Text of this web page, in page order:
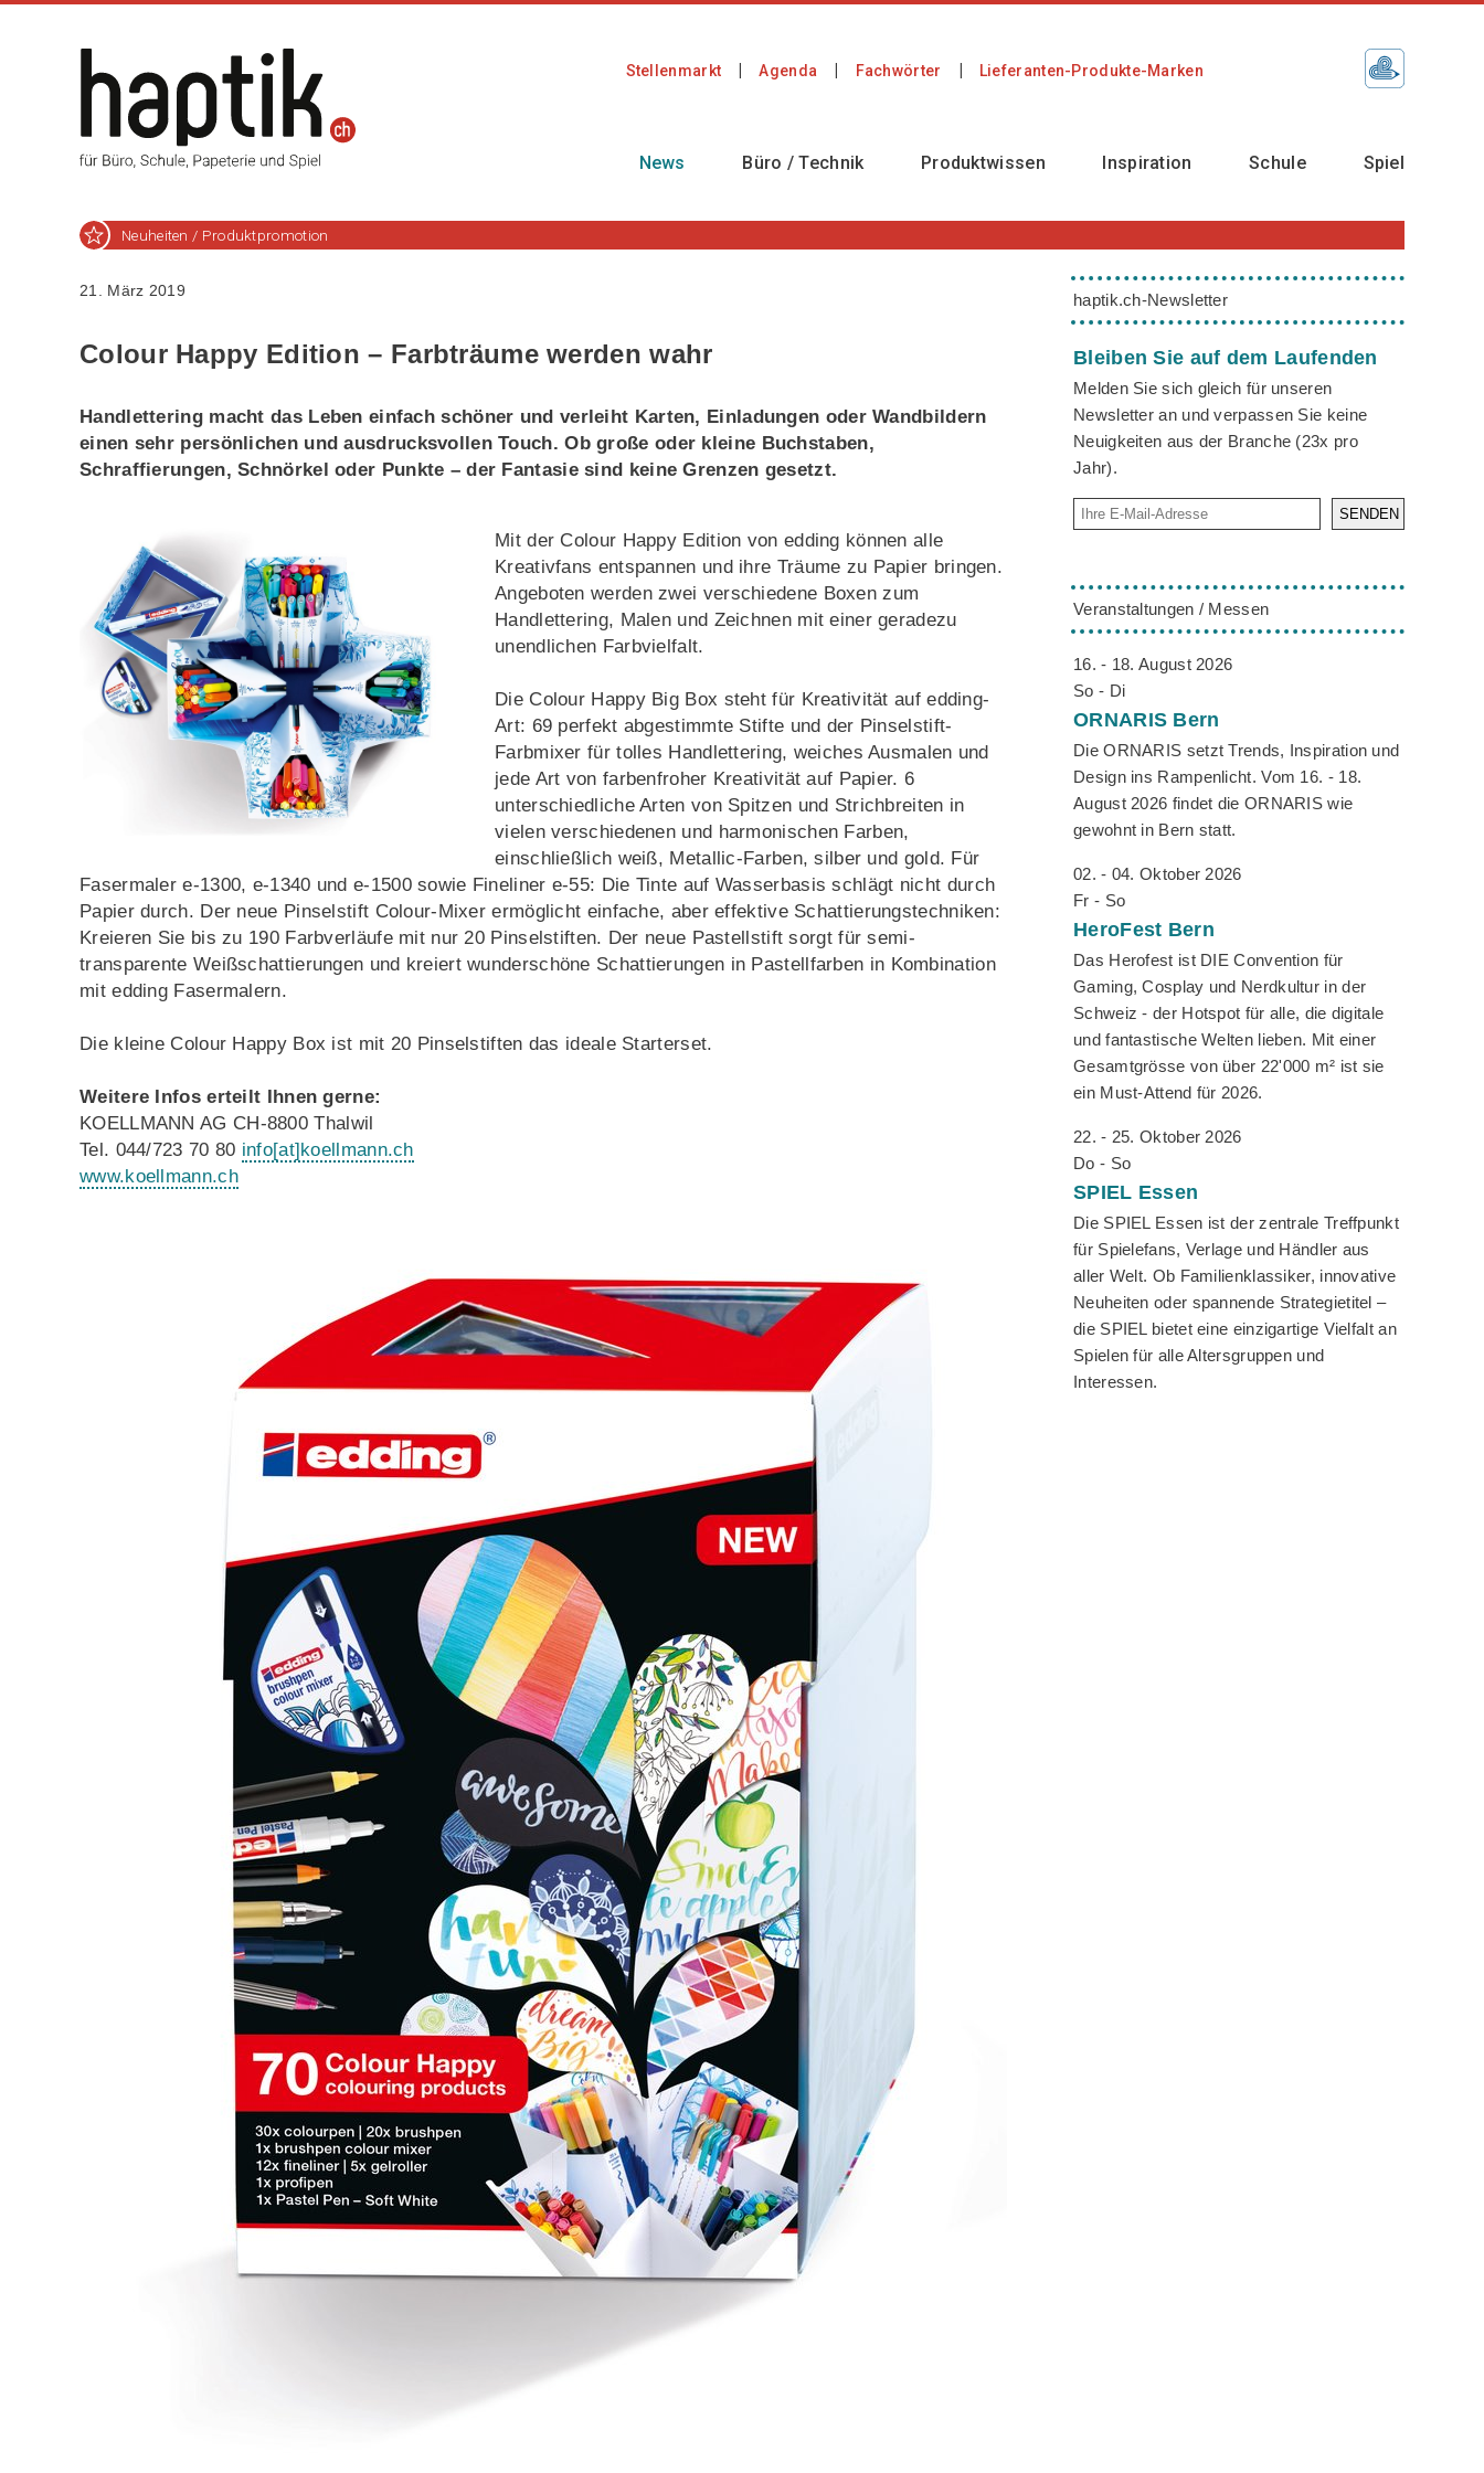
Stellenmarkt Agenda Fachwörter Lieferanten-Produkte-Marken
News Büro / Technik Produktwissen Inspiration Schule Spiel
Neuheiten / Produktpromotion
21. März 2019
Colour Happy Edition – Farbträume werden wahr
Handlettering macht das Leben einfach schöner und verleiht Karten, Einladungen oder Wandbildern
einen sehr persönlichen und ausdrucksvollen Touch. Ob große oder kleine Buchstaben,
Schraffierungen, Schnörkel oder Punkte – der Fantasie sind keine Grenzen gesetzt.
Mit der Colour Happy Edition von edding können alle
Kreativfans entspannen und ihre Träume zu Papier bringen.
Angeboten werden zwei verschiedene Boxen zum
Handlettering, Malen und Zeichnen mit einer geradezu
unendlichen Farbvielfalt.
Die Colour Happy Big Box steht für Kreativität auf edding-
Art: 69 perfekt abgestimmte Stifte und der Pinselstift-
Farbmixer für tolles Handlettering, weiches Ausmalen und
jede Art von farbenfroher Kreativität auf Papier. 6
unterschiedliche Arten von Spitzen und Strichbreiten in
vielen verschiedenen und harmonischen Farben,
einschließlich weiß, Metallic-Farben, silber und gold. Für
Fasermaler e-1300, e-1340 und e-1500 sowie Fineliner e-55: Die Tinte auf Wasserbasis schlägt nicht durch
Papier durch. Der neue Pinselstift Colour-Mixer ermöglicht einfache, aber effektive Schattierungstechniken:
Kreieren Sie bis zu 190 Farbverläufe mit nur 20 Pinselstiften. Der neue Pastellstift sorgt für semi-
transparente Weißschattierungen und kreiert wunderschöne Schattierungen in Pastellfarben in Kombination
mit edding Fasermalern.
Die kleine Colour Happy Box ist mit 20 Pinselstiften das ideale Starterset.
Weitere Infos erteilt Ihnen gerne:
KOELLMANN AG CH-8800 Thalwil
Tel. 044/723 70 80 info[at]koellmann.ch
www.koellmann.ch
haptik.ch-Newsletter
Bleiben Sie auf dem Laufenden
Melden Sie sich gleich für unseren
Newsletter an und verpassen Sie keine
Neuigkeiten aus der Branche (23x pro
Jahr).
SENDEN
Veranstaltungen / Messen
16. - 18. August 2026
So - Di
ORNARIS Bern
Die ORNARIS setzt Trends, Inspiration und
Design ins Rampenlicht. Vom 16. - 18.
August 2026 findet die ORNARIS wie
gewohnt in Bern statt.
02. - 04. Oktober 2026
Fr - So
HeroFest Bern
Das Herofest ist DIE Convention für
Gaming, Cosplay und Nerdkultur in der
Schweiz - der Hotspot für alle, die digitale
und fantastische Welten lieben. Mit einer
Gesamtgrösse von über 22'000 m² ist sie
ein Must-Attend für 2026.
22. - 25. Oktober 2026
Do - So
SPIEL Essen
Die SPIEL Essen ist der zentrale Treffpunkt
für Spielefans, Verlage und Händler aus
aller Welt. Ob Familienklassiker, innovative
Neuheiten oder spannende Strategietitel –
die SPIEL bietet eine einzigartige Vielfalt an
Spielen für alle Altersgruppen und
Interessen.